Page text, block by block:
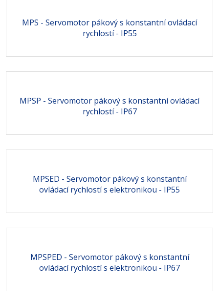
MPS - Servomotor pákový s konstantní ovládací
rychlostí - IP55
MPSP - Servomotor pákový s konstantní ovládací
rychlostí - IP67
MPSED - Servomotor pákový s konstantní
ovládací rychlostí s elektronikou - IP55
MPSPED - Servomotor pákový s konstantní
ovládací rychlostí s elektronikou - IP67